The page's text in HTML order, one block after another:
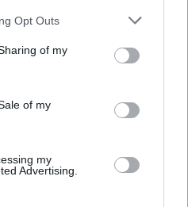
uses one or more Google
behaviour. You may click to
and its third-party tags to
purposes in below Google
Opt Outs
of my
of my
my
Advertising.